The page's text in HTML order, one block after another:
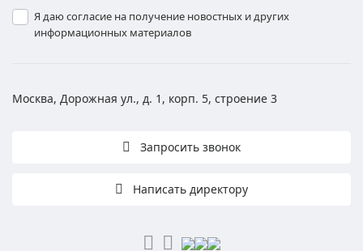
Я даю согласие на получение новостных и других
информационных материалов
Москва, Дорожная ул., д. 1, корп. 5, строение 3
Запросить звонок
Написать директору